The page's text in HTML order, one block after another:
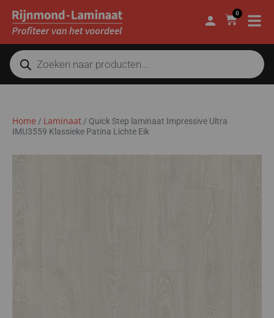
0
Home / Laminaat / Quick Step laminaat Impressive Ultra
IMU3559 Klassieke Patina Lichte Eik